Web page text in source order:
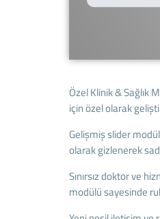
Özel Klinik & Sağlık
için özel olarak
Gelişmiş slider
olarak gizlenerek
Sınırsız doktor ve
modülü sayesinde